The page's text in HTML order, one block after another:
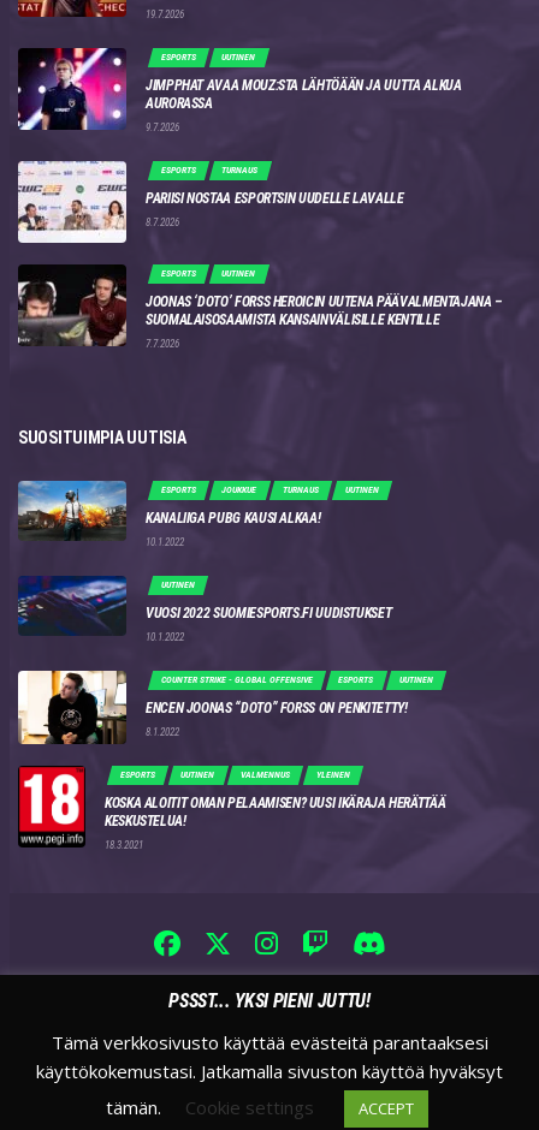
19.7.2026
ESPORTS UUTINEN
JIMPPHAT AVAA MOUZ:STA LÄHTÖÄÄN JA UUTTA ALKUA
AURORASSA
9.7.2026
ESPORTS TURNAUS
PARIISI NOSTAA ESPORTSIN UUDELLE LAVALLE
8.7.2026
ESPORTS UUTINEN
JOONAS ‘DOTO’ FORSS HEROICIN UUTENA PÄÄVALMENTAJANA –
SUOMALAISOSAAMISTA KANSAINVÄLISILLE KENTILLE
7.7.2026
SUOSITUIMPIA UUTISIA
ESPORTS JOUKKUE TURNAUS UUTINEN
KANALIIGA PUBG KAUSI ALKAA!
10.1.2022
UUTINEN
VUOSI 2022 SUOMIESPORTS.FI UUDISTUKSET
10.1.2022
COUNTER STRIKE - GLOBAL OFFENSIVE ESPORTS UUTINEN
ENCEN JOONAS “DOTO” FORSS ON PENKITETTY!
8.1.2022
ESPORTS UUTINEN VALMENNUS YLEINEN
KOSKA ALOITIT OMAN PELAAMISEN? UUSI IKÄRAJA HERÄTTÄÄ
KESKUSTELUA!
18.3.2021
PSSST... YKSI PIENI JUTTU!
Tämä verkkosivusto käyttää evästeitä parantaaksesi
käyttökokemustasi. Jatkamalla sivuston käyttöä hyväksyt
tämän.
Cookie settings ACCEPT